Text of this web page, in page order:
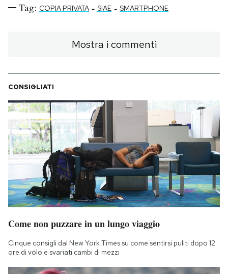
Tag: COPIA PRIVATA - SIAE - SMARTPHONE
Mostra i commenti
CONSIGLIATI
Come non puzzare in un lungo viaggio
Cinque consigli dal New York Times su come sentirsi puliti dopo 12
ore di volo e svariati cambi di mezzi